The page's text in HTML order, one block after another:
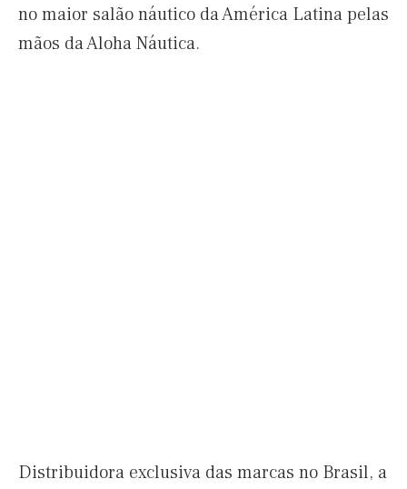
no maior salão náutico da América Latina pelas
mãos da Aloha Náutica.
Distribuidora exclusiva das marcas no Brasil, a